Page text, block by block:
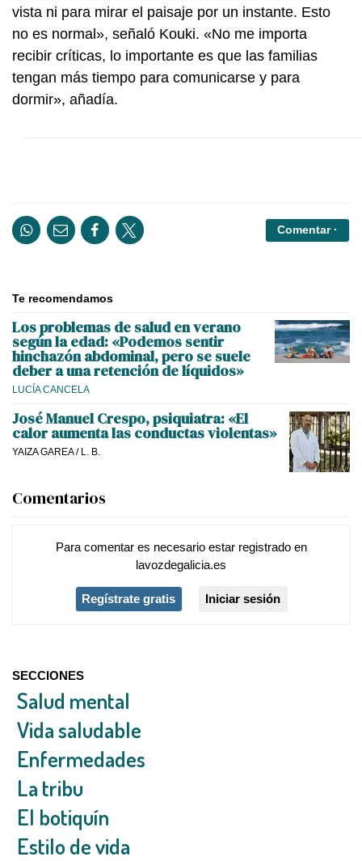
vista ni para mirar el paisaje por un instante. Esto
no es normal», señaló Kouki. «No me importa
recibir críticas, lo importante es que las familias
tengan más tiempo para comunicarse y para
dormir», añadía.
Comentar ·
Te recomendamos
Los problemas de salud en verano
según la edad: «Podemos sentir
hinchazón abdominal, pero se suele
deber a una retención de líquidos»
LUCÍA CANCELA
José Manuel Crespo, psiquiatra: «El
calor aumenta las conductas violentas»
YAIZA GAREA/ L. B.
Comentarios
Para comentar es necesario estar registradoen
lavozdegalicia.es
Regístrate gratis Iniciar sesión
SECCIONES
Salud mental
Vida saludable
Enfermedades
La tribu
El botiquín
Estilo de vida